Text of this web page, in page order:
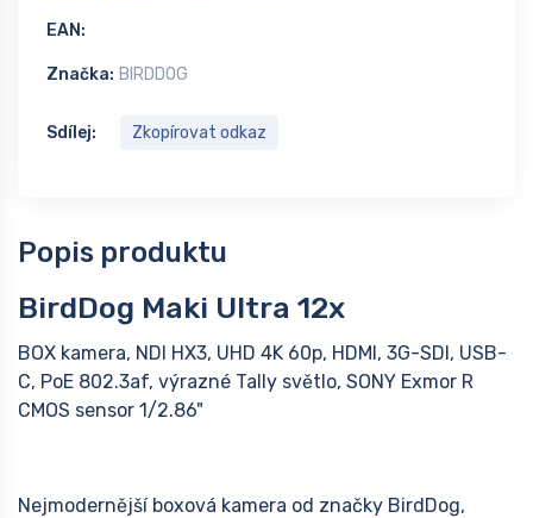
EAN:
Značka: BIRDDOG
Sdílej: Zkopírovat odkaz
Popis produktu
BirdDog Maki Ultra 12x​
BOX kamera, NDI HX3, UHD 4K 60p, HDMI, 3G-SDI, USB-
C, PoE 802.3af, výrazné Tally světlo, SONY Exmor R
CMOS sensor 1/2.86"
Nejmodernější boxová kamera od značky BirdDog,